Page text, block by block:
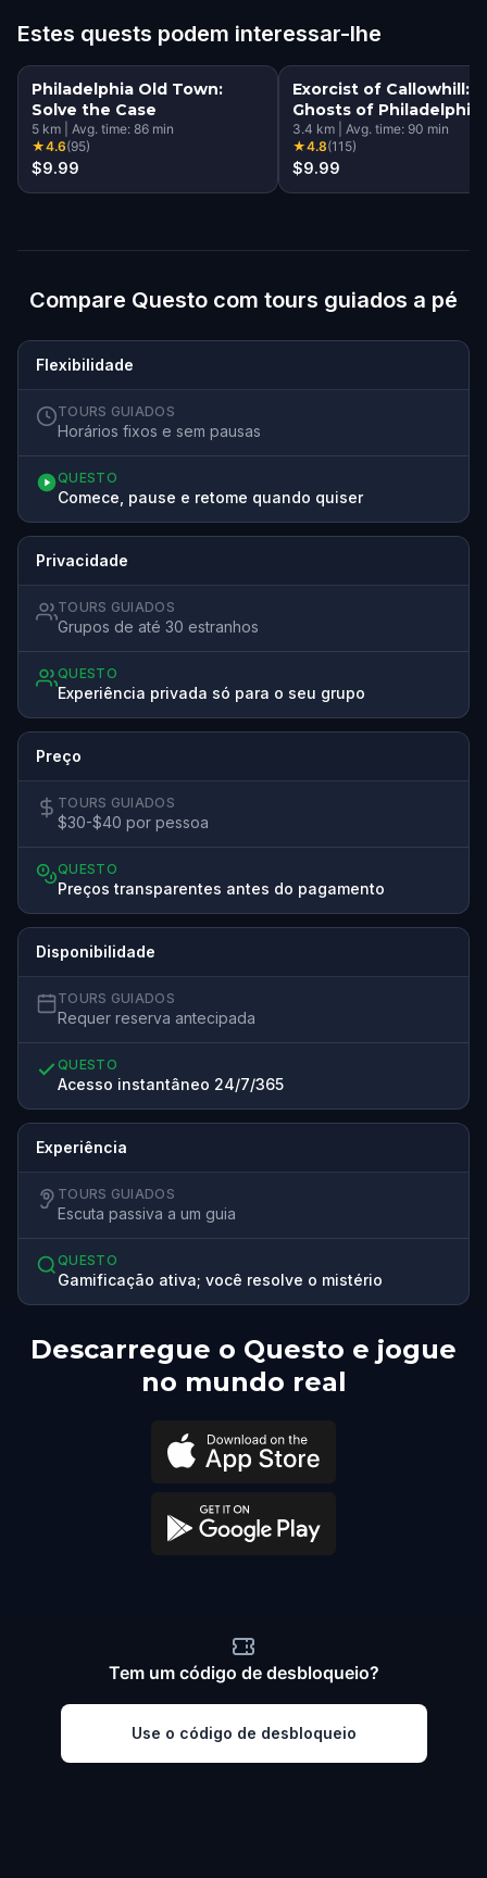
Estes quests podem interessar-lhe
Philadelphia Old Town:
Solve the Case
5 km Avg. time: 86 min
★4.6(95)
$9.99
Exorcist of Callowhill:
Ghosts of Philadelphia
3.4 km Avg. time: 90 min
★4.8(115)
$9.99
Compare Questo com tours guiados a pé
Flexibilidade
TOURS GUIADOS
Horários fixos e sem pausas
QUESTO
Comece, pause e retome quando quiser
Privacidade
TOURS GUIADOS
Grupos de até 30 estranhos
QUESTO
Experiência privada só para o seu grupo
Preço
TOURS GUIADOS
$30-$40 por pessoa
QUESTO
Preços transparentes antes do pagamento
Disponibilidade
TOURS GUIADOS
Requer reserva antecipada
QUESTO
Acesso instantâneo 24/7/365
Experiência
TOURS GUIADOS
Escuta passiva a um guia
QUESTO
Gamificação ativa; você resolve o mistério
Descarregue o Questo e jogue
no mundo real
Tem um código de desbloqueio?
Use o código de desbloqueio